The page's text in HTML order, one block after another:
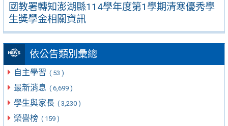
國教署轉知澎湖縣114學年度第1學期清寒優秀學
生獎學金相關資訊
依公告類別彙總
自主學習 ( 53 )
最新消息 ( 6,699 )
學生與家長 ( 3,230 )
榮譽榜 ( 159 )